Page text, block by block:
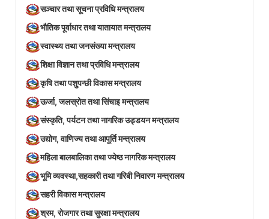
सञ्‍चार तथा सूचना प्रविधि मन्त्रालय
भौतिक पूर्वाधार तथा यातायात मन्त्रालय
स्वास्थ्य तथा जनसंख्या मन्त्रालय
शिक्षा विज्ञान तथा प्रविधि मन्त्रालय
कृषि तथा पशुपन्छी विकास मन्त्रालय
ऊर्जा, जलस्रोत तथा सिंचाइ मन्त्रालय
संस्कृति, पर्यटन तथा नागरिक उड्डयन मन्त्रालय
उद्योग, वाणिज्य तथा आपूर्ति मन्त्रालय
महिला बालबालिका तथा ज्येष्ठ नागरिक मन्त्रालय
भूमि व्यवस्था,सहकारी तथा गरिबी निवारण मन्त्रालय
सहरी विकास मन्त्रालय
श्रम, रोजगार तथा सुरक्षा मन्त्रालय